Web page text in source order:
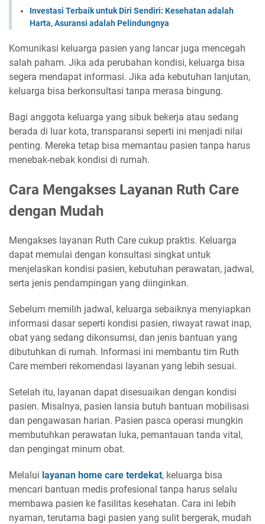
Investasi Terbaik untuk Diri Sendiri: Kesehatan adalah
Harta, Asuransi adalah Pelindungnya
Komunikasi keluarga pasien yang lancar juga mencegah
salah paham. Jika ada perubahan kondisi, keluarga bisa
segera mendapat informasi. Jika ada kebutuhan lanjutan,
keluarga bisa berkonsultasi tanpa merasa bingung.
Bagi anggota keluarga yang sibuk bekerja atau sedang
berada di luar kota, transparansi seperti ini menjadi nilai
penting. Mereka tetap bisa memantau pasien tanpa harus
menebak-nebak kondisi di rumah.
Cara Mengakses Layanan Ruth Care
dengan Mudah
Mengakses layanan Ruth Care cukup praktis. Keluarga
dapat memulai dengan konsultasi singkat untuk
menjelaskan kondisi pasien, kebutuhan perawatan, jadwal,
serta jenis pendampingan yang diinginkan.
Sebelum memilih jadwal, keluarga sebaiknya menyiapkan
informasi dasar seperti kondisi pasien, riwayat rawat inap,
obat yang sedang dikonsumsi, dan jenis bantuan yang
dibutuhkan di rumah. Informasi ini membantu tim Ruth
Care memberi rekomendasi layanan yang lebih sesuai.
Setelah itu, layanan dapat disesuaikan dengan kondisi
pasien. Misalnya, pasien lansia butuh bantuan mobilisasi
dan pengawasan harian. Pasien pasca operasi mungkin
membutuhkan perawatan luka, pemantauan tanda vital,
dan pengingat minum obat.
Melalui layanan home care terdekat, keluarga bisa
mencari bantuan medis profesional tanpa harus selalu
membawa pasien ke fasilitas kesehatan. Cara ini lebih
nyaman, terutama bagi pasien yang sulit bergerak, mudah